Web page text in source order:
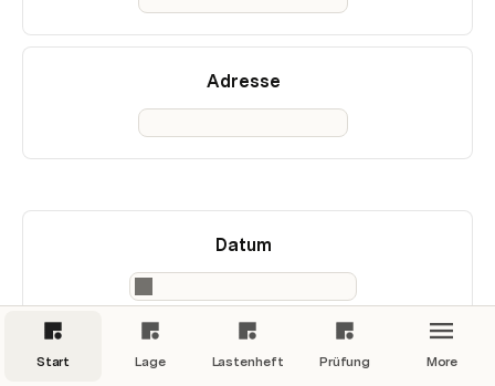
Adresse
Datum
Start Lage Lastenheft Prüfung More